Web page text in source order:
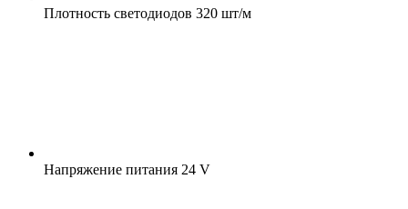
Плотность светодиодов 320 шт/м
Напряжение питания 24 V